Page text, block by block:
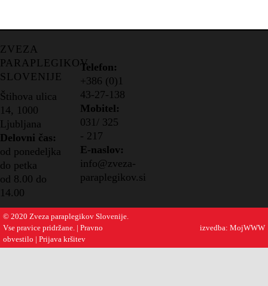
ZVEZA
PARAPLEGIKOV
SLOVENIJE
Štihova ulica
14, 1000
Ljubljana
Delovni čas:
od ponedeljka
do petka
od 8.00 do
14.00
Telefon:
+386 (0)1
43-27-138
Mobitel:
031/ 325
- 217
E-naslov:
info@zveza-
paraplegikov.si
© 2020 Zveza paraplegikov Slovenije.
Vse pravice pridržane. | Pravno
obvestilo | Prijava kršitev
izvedba: MojWWW